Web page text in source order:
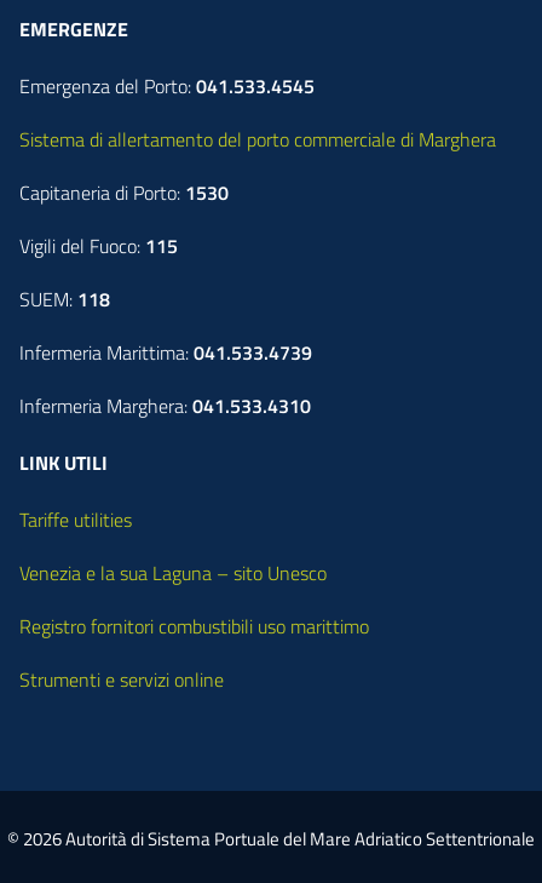
EMERGENZE
Emergenza del Porto:041.533.4545
Sistema di allertamento del porto commerciale di Marghera
Capitaneria di Porto: 1530
Vigili del Fuoco: 115
SUEM: 118
Infermeria Marittima:041.533.4739
Infermeria Marghera:041.533.4310
LINK UTILI
Tariffe utilities
Venezia e la sua Laguna – sito Unesco
Registro fornitori combustibili uso marittimo
Strumenti e servizi online
© 2026 Autorità di Sistema Portuale del Mare Adriatico Settentrionale